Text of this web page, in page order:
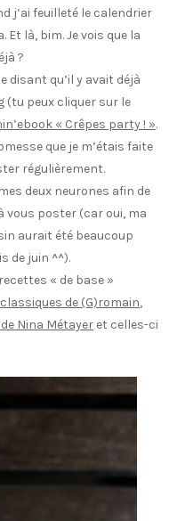
j’ai feuilleté le calendrier
là, bim. Je vois que la
?
disant qu’il y avait déjà
(tu peux cliquer sur le
« Crêpes party ! ».
que je m’étais faite
régulièrement.
deux neurones afin de
vous poster (car oui, ma
aurait été beaucoup
de juin ^^).
« de base »
de (G)romain,
Nina Métayer et celles-ci